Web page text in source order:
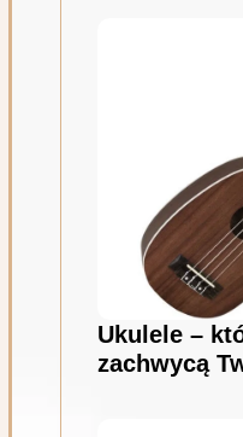
Ukulele –
zachwycą